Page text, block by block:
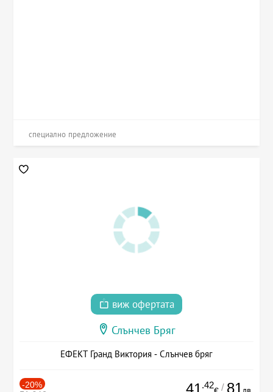
специално предложение
виж офертата
Слънчев Бряг
ЕФЕКТ Гранд Виктория - Слънчев бряг
-20% 41 .42 / 81